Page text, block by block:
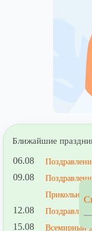
Ближайшие
06.08
09.08
Прикольные
12.08
15.08 Всемирный